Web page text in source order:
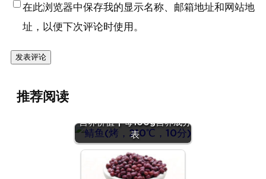
在此浏览器中保存我的显示名称、邮箱地址和网站地
址，以便下次评论时使用。
推荐阅读
营养价值 | 每100g营养成分
表